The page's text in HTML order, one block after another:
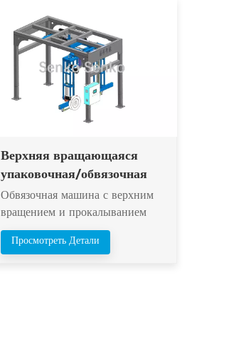
Верхняя вращающаяся
упаковочная/обвязочная
машина
Обвязочная машина с верхним
вращением и прокалыванием
обвязочного стержня — это
автоматизированное обвязочное
Просмотреть Детали